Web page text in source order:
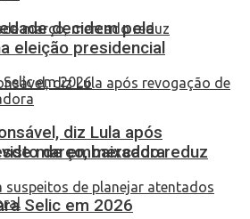
março, mercado reduz
Selic em 2026
decidem pela
eleição presidencial
diz Lula após
de embaixadora